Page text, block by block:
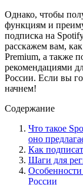
Однако, чтобы
функциям и
подписка на
расскажем вам,
Premium, а также
рекомендациями
России. Если вы
начнем!
Содержание
Что такое
оно
Как
Шаги для
России